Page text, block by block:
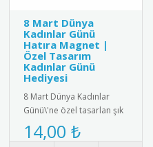
8 Mart Dünya
Kadınlar Günü
Hatıra Magnet |
Özel Tasarım
Kadınlar Günü
Hediyesi
8 Mart Dünya Kadınlar
Günü\'ne özel tasarlan şık
ve anlamlı hatıra magnet.
yüksek kalite manyetik ma..
14,00 ₺